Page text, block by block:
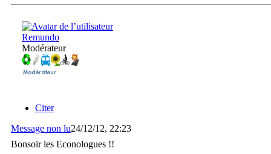
Remundo
Modérateur
Citer
Message non lu24/12/12, 22:23
Bonsoir les Econologues !!